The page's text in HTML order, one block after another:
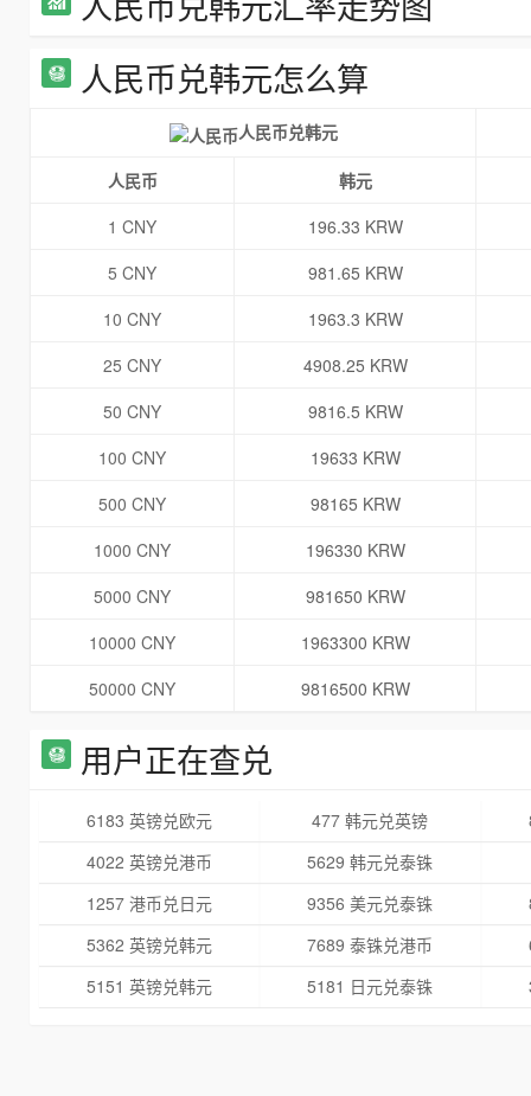
人民币兑韩元怎么算
人民币兑韩元
人民币
韩元
1 CNY
196.33 KRW
5 CNY
981.65 KRW
10 CNY
1963.3 KRW
25 CNY
4908.25 KRW
50 CNY
9816.5 KRW
100 CNY
19633 KRW
500 CNY
98165 KRW
1000 CNY
196330 KRW
5000 CNY
981650 KRW
10000 CNY
1963300 KRW
50000 CNY
9816500 KRW
用户正在查兑
6183 英镑兑欧元 477 韩元兑英镑
4022 英镑兑港币
5629 韩元兑泰铢
1257 港币兑日元
9356 美元兑泰铢
5362 英镑兑韩元
7689 泰铢兑港币
5151 英镑兑韩元
5181 日元兑泰铢